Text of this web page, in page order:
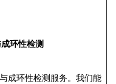
环性检测
成环性检测服务。我们能